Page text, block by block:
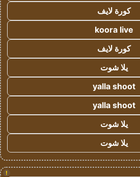
كورة لايف
koora live
كورة لايف
يلا شوت
yalla shoot
yalla shoot
يلا شوت
يلا شوت
!